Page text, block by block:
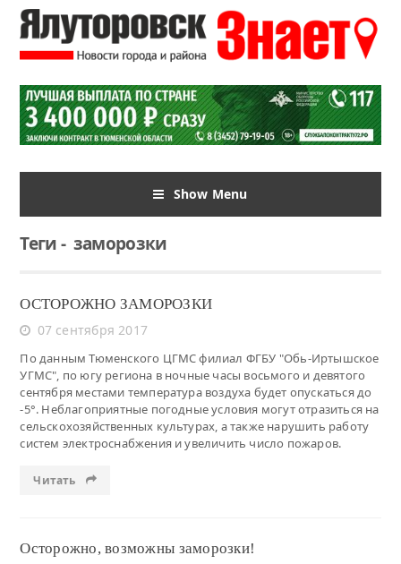
Show Menu
Теги-заморозки
ОСТОРОЖНО ЗАМОРОЗКИ
07 сентября 2017
По данным Тюменского ЦГМС филиал ФГБУ "Обь-Иртышское
УГМС", по югу региона в ночные часы восьмого и девятого
сентября местами температура воздуха будет опускаться до
-5°. Неблагоприятные погодные условия могут отразиться на
сельскохозяйственных культурах, а также нарушить работу
систем электроснабжения и увеличить число пожаров.
Читать
Осторожно, возможны заморозки!